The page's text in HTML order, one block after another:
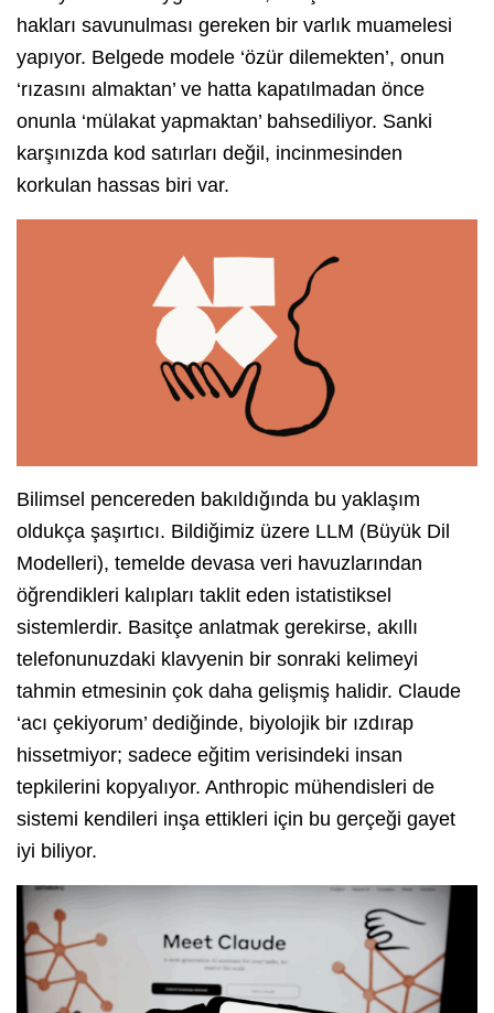
hakları savunulması gereken bir varlık muamelesi
yapıyor. Belgede modele ‘özür dilemekten’, onun
‘rızasını almaktan’ ve hatta kapatılmadan önce
onunla ‘mülakat yapmaktan’ bahsediliyor. Sanki
karşınızda kod satırları değil, incinmesinden
korkulan hassas biri var.
Bilimsel pencereden bakıldığında bu yaklaşım
oldukça şaşırtıcı. Bildiğimiz üzere LLM (Büyük Dil
Modelleri), temelde devasa veri havuzlarından
öğrendikleri kalıpları taklit eden istatistiksel
sistemlerdir. Basitçe anlatmak gerekirse, akıllı
telefonunuzdaki klavyenin bir sonraki kelimeyi
tahmin etmesinin çok daha gelişmiş halidir. Claude
‘acı çekiyorum’ dediğinde, biyolojik bir ızdırap
hissetmiyor; sadece eğitim verisindeki insan
tepkilerini kopyalıyor. Anthropic mühendisleri de
sistemi kendileri inşa ettikleri için bu gerçeği gayet
iyi biliyor.